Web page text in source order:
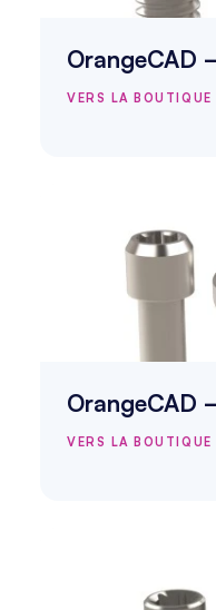
OrangeCAD
VERS LA
OrangeCAD
VERS LA